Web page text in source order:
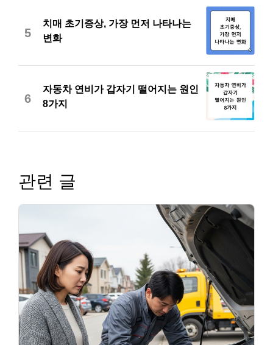
5
치매 초기증상, 가장 먼저 나타나는
변화
6
자동차 연비가 갑자기 떨어지는 원인
8가지
관련 글